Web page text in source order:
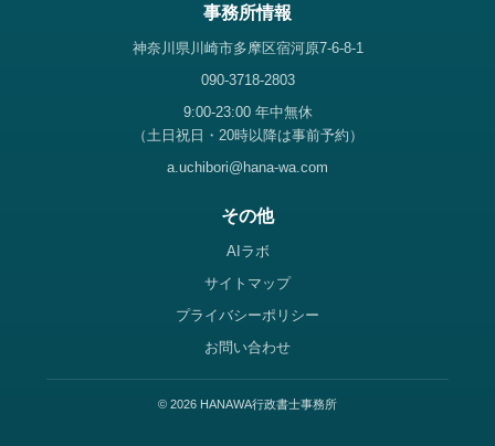
事務所情報
神奈川県川崎市多摩区宿河原7-6-8-1
090-3718-2803
9:00-23:00 年中無休
（土日祝日・20時以降は事前予約）
a.uchibori@hana-wa.com
その他
AIラボ
サイトマップ
プライバシーポリシー
お問い合わせ
© 2026 HANAWA行政書士事務所